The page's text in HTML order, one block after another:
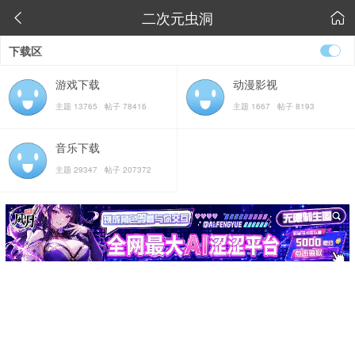
 二次元虫洞 
下载区
游戏下载
主题 13765 帖子 78416
动漫影视
主题 1667 帖子 8193
音乐下载
主题 29347 帖子 207372